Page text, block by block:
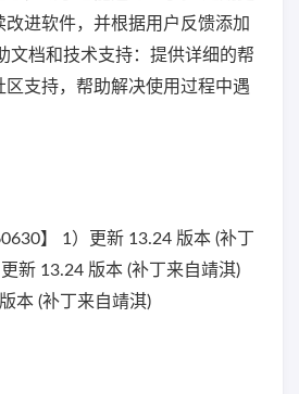
进软件，并根据用户反馈添加
文档和技术支持：提供详细的帮
区支持，帮助解决使用过程中遇
】 1）更新 13.24 版本 (补丁
新 13.24 版本 (补丁来自靖淇)
本 (补丁来自靖淇)